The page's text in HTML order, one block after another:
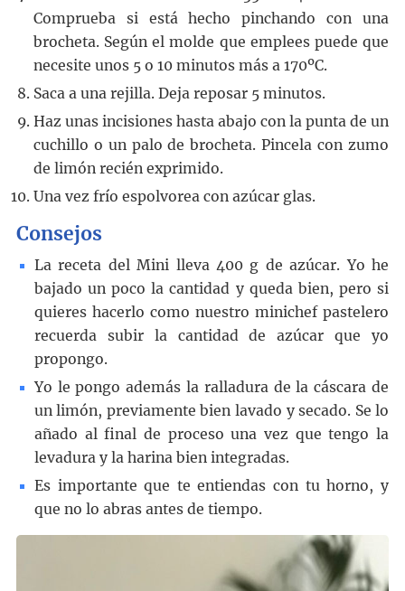
Comprueba si está hecho pinchando con una
brocheta. Según el molde que emplees puede que
necesite unos 5 o 10 minutos más a 170ºC.
Saca a una rejilla. Deja reposar 5 minutos.
Haz unas incisiones hasta abajo con la punta de un
cuchillo o un palo de brocheta. Pincela con zumo
de limón recién exprimido.
Una vez frío espolvorea con azúcar glas.
Consejos
La receta del Mini lleva 400 g de azúcar. Yo he
bajado un poco la cantidad y queda bien, pero si
quieres hacerlo como nuestro minichef pastelero
recuerda subir la cantidad de azúcar que yo
propongo.
Yo le pongo además la ralladura de la cáscara de
un limón, previamente bien lavado y secado. Se lo
añado al final de proceso una vez que tengo la
levadura y la harina bien integradas.
Es importante que te entiendas con tu horno, y
que no lo abras antes de tiempo.